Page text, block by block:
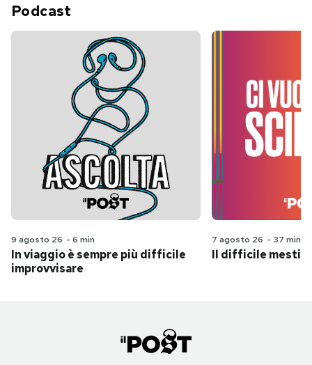
Podcast
9 agosto 26 - 6 min
In viaggio è sempre più difficile
improvvisare
7 agosto 26 - 37 min
Il difficile